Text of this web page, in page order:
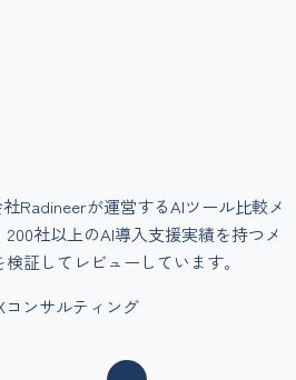
Radineerが運営するAIツール比較メ
社以上のAI導入支援実績を持つメ
証してレビューしています。
コンサルティング